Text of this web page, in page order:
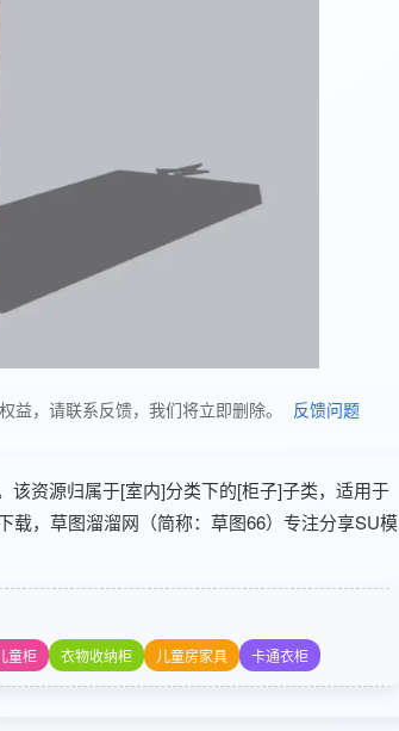
，请联系反馈，我们将立即删除。 反馈问题
该资源归属于[室内]分类下的[柜子]子类，适用于
载，草图溜溜网（简称：草图66）专注分享SU模
童柜 衣物收纳柜 儿童房家具 卡通衣柜